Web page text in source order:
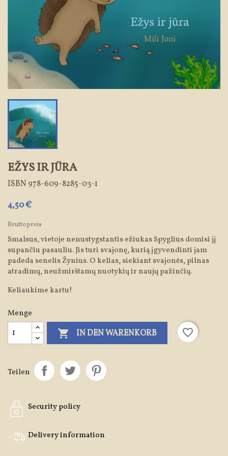
EŽYS IR JŪRA
ISBN 978-609-8285-03-1
4,50 €
Bruttopreis
Smalsus, vietoje nenustygstantis ežiukas Spyglius domisi jį
supančiu pasauliu. Jis turi svajonę, kurią įgyvendinti jam
padeda senelis Žynius. O kelias, siekiant svajonės, pilnas
atradimų, neužmirštamų nuotykių ir naujų pažinčių.
Keliaukime kartu!
Menge
 IN DEN WARENKORB favorite_border
Teilen
Security policy
Delivery information